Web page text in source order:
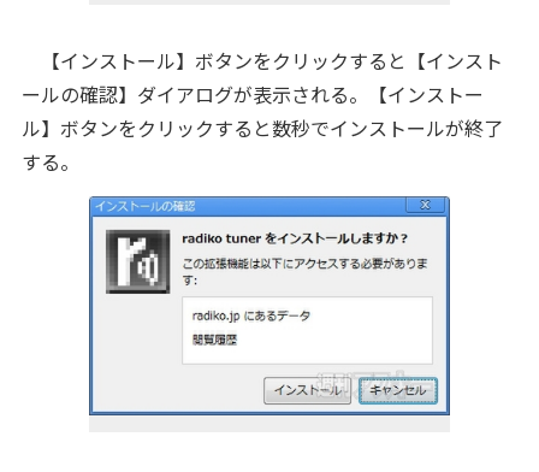
【インストール】ボタンをクリックすると【インスト
ールの確認】ダイアログが表示される。【インストー
ル】ボタンをクリックすると数秒でインストールが終了
する。